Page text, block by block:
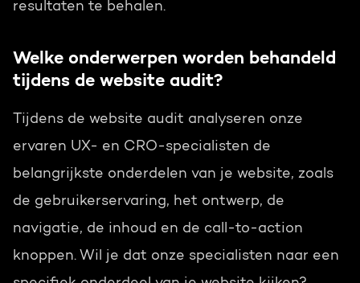
resultaten te behalen.
Welke onderwerpen worden behandeld
tijdens de website audit?
Tijdens de website audit analyseren onze
ervaren UX- en CRO-specialisten de
belangrijkste onderdelen van je website, zoals
de gebruikerservaring, het ontwerp, de
navigatie, de inhoud en de call-to-action
knoppen. Wil je dat onze specialisten naar een